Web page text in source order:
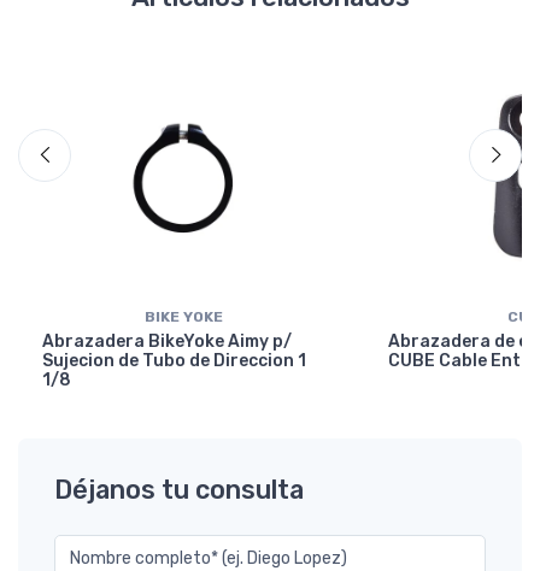
BIKE YOKE
Abrazadera BikeYoke Aimy p/
Sujecion de Tubo de Direccion 1
1/8
Abrazadera de
CUBE Cable
Déjanos tu consulta
Nombre completo* (ej. Diego Lopez)